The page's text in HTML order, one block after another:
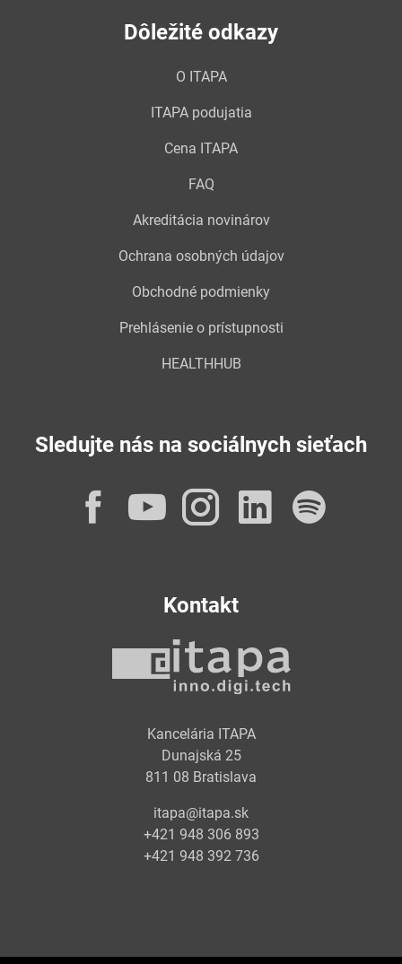
Dôležité odkazy
O ITAPA
ITAPA podujatia
Cena ITAPA
FAQ
Akreditácia novinárov
Ochrana osobných údajov
Obchodné podmienky
Prehlásenie o prístupnosti
HEALTHHUB
Sledujte nás na sociálnych sieťach
Facebook
YouTube
Instagram
Kontakt
Kancelária ITAPA
Dunajská 25
811 08 Bratislava
itapa@itapa.sk
+421 948 306 893
+421 948 392 736